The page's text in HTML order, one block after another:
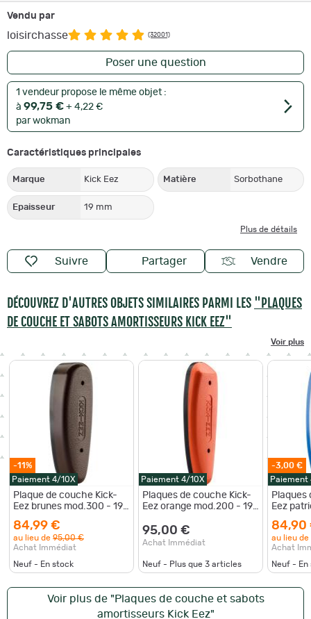
Vendu par
loisirchasse (32001)
Poser une question
1 vendeur propose le même objet :
à 99,75 € + 4,22 €
par wokman
Caractéristiques principales
Marque Kick Eez Matière Sorbothane
Epaisseur 19 mm
Plus de détails
Suivre Partager Vendre
DÉCOUVREZ D'AUTRES OBJETS SIMILAIRES PARMI LES "PLAQUES
DE COUCHE ET SABOTS AMORTISSEURS KICK EEZ"
Voir plus
-11%
Paiement 4/10X
Plaque de couche Kick-
Eez brunes mod.300 - 19
84,99 €
au lieu de 95,00 €
Achat Immédiat
Neuf - En stock
Paiement 4/10X
Plaques de couche Kick-
Eez orange mod.200 - 19
95,00 €
Achat Immédiat
Neuf - Plus que 3 articles
-3,00 €
Paiement
Plaques
Eez
84,90
au lieu de
Achat
Neuf - En
Voir plus de "Plaques de couche et sabots
amortisseurs Kick Eez"